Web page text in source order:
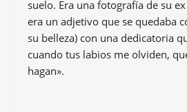
suelo. Era una fotografía de su
era un adjetivo que se quedaba
su belleza) con una dedicatoria
cuando tus labios me olviden,
hagan».